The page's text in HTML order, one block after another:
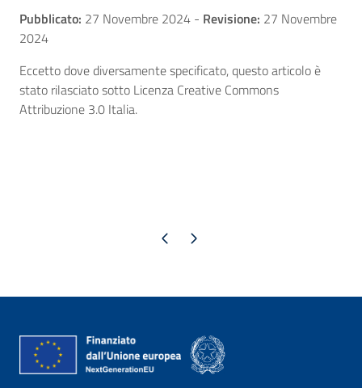
Pubblicato: 27 Novembre 2024 - Revisione: 27 Novembre
2024
Eccetto dove diversamente specificato, questo articolo è
stato rilasciato sotto Licenza Creative Commons
Attribuzione 3.0 Italia.
Pagina precedente
Pagina successiva